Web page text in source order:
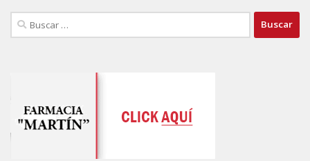
Buscar: